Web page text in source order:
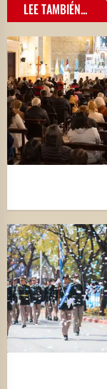
LEE TAMBIÉN...